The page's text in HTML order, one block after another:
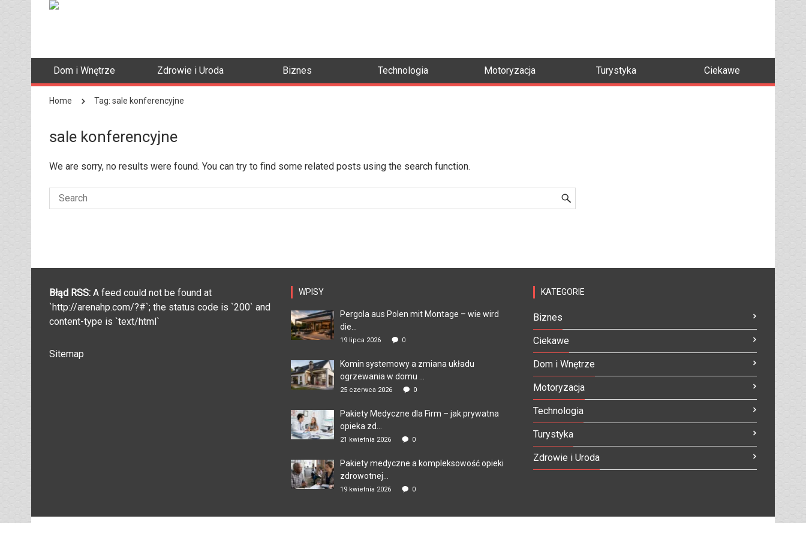
Dom i Wnętrze Zdrowie i Uroda Biznes Technologia Motoryzacja Turystyka Ciekawe
Home Tag: sale konferencyjne
sale konferencyjne
We are sorry, no results were found. You can try to find some related posts using the search function.
Błąd RSS: A feed could not be found at
`http://arenahp.com/?#`; the status code is `200` and
content-type is `text/html`
Sitemap
WPISY
Pergola aus Polen mit Montage – wie wird
die...
19 lipca 2026 0
Komin systemowy a zmiana układu
ogrzewania w domu ...
25 czerwca 2026 0
Pakiety Medyczne dla Firm – jak prywatna
opieka zd...
21 kwietnia 2026 0
Pakiety medyczne a kompleksowość opieki
zdrowotnej...
19 kwietnia 2026 0
KATEGORIE
Biznes
Ciekawe
Dom i Wnętrze
Motoryzacja
Technologia
Turystyka
Zdrowie i Uroda